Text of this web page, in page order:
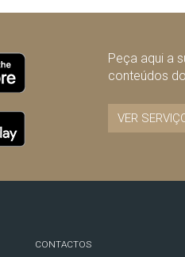
Peça aqui a
conteúdos
VER
CONTACTOS